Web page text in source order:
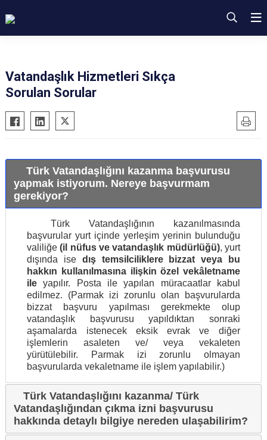
Vatandaşlık Hizmetleri Sıkça
Sorulan Sorular
Türk Vatandaşlığını kazanma başvurusu
yapmak istiyorum. Nereye başvurmam
gerekiyor?
Türk Vatandaşlığının kazanılmasında
başvurular yurt içinde yerleşim yerinin bulunduğu
valiliğe(il nüfus ve vatandaşlık müdürlüğü), yurt
dışında ise dış temsilciliklere bizzat veya bu
hakkın kullanılmasına ilişkin özel vekâletname
ile yapılır. Posta ile yapılan müracaatlar kabul
edilmez. (Parmak izi zorunlu olan başvurularda
bizzat başvuru yapılması gerekmekte olup
vatandaşlık başvurusu yapıldıktan sonraki
aşamalarda istenecek eksik evrak ve diğer
işlemlerin asaleten ve/ veya vekaleten
yürütülebilir. Parmak izi zorunlu olmayan
başvurularda vekaletname ile işlem yapılabilir.)
Türk Vatandaşlığını kazanma/ Türk
Vatandaşlığından çıkma izni başvurusu
hakkında detaylı bilgiye nereden ulaşabilirim?